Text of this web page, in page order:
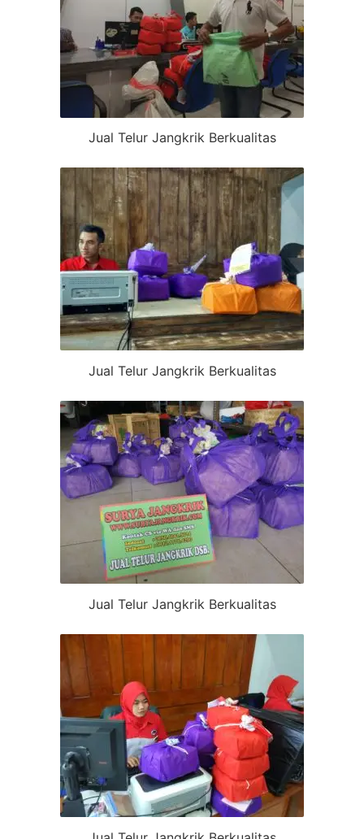
Jual Telur Jangkrik Berkualitas
Jual Telur Jangkrik Berkualitas
Jual Telur Jangkrik Berkualitas